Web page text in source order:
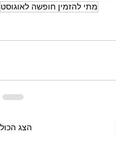
מתי להזמין חופשה לאוגוסט
הצג הכול